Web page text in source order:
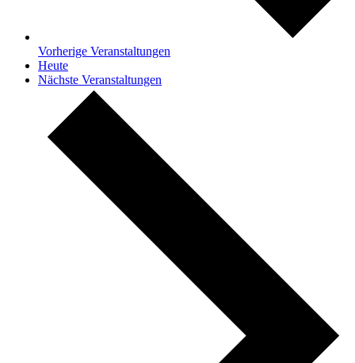
Vorherige Veranstaltungen
Heute
Nächste Veranstaltungen